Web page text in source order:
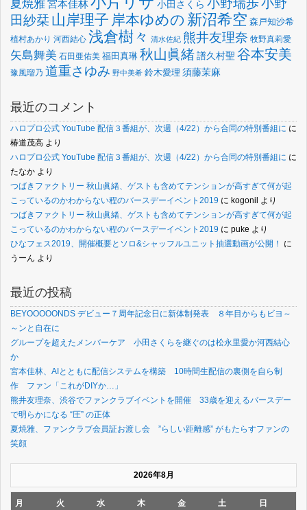
夏焼雅宮本佳林 小田さくら
田紗栞 山岸理子 岸本ゆめの 新沼希空 森戸知沙希
植村あかり 河西結心 浅倉樹々 清水佐紀 熊井友理奈 牧野真莉愛
矢島舞美 石田亜佑美 福田真琳 秋山眞緒譜久村聖 谷本安美
豫風瑠乃 道重さゆみ 野中美希 鈴木愛理 須藤茉麻
最近のコメント
ハロプロ公式 YouTube 配信３番組が、次週（4/22）から合同の特別番組に に
椿道茂高 より
ハロプロ公式 YouTube 配信３番組が、次週（4/22）から合同の特別番組に に
たなか より
つばきファクトリー 秋山眞緒、ゲストも含めてテンションが高すぎて何が起
こっているのかわからない程のバースデーイベント2019 に kogonil より
つばきファクトリー 秋山眞緒、ゲストも含めてテンションが高すぎて何が起
こっているのかわからない程のバースデーイベント2019 に puke より
ひなフェス2019、開催概要とソロ&シャッフルユニット抽選動画が公開！
に
うーん より
最近の投稿
BEYOOOOONDS デビュー７周年記念日に新体制発表 ８年目からもビヨ～
～ンと自在に
グループを超えたメンバーケア 小田さくらを継ぐのは松永里愛か河西結心
か
宮本佳林、AIとともに配信システムを構築 10時間生配信の裏側を自ら制
作 ファン「これがDIYか…」
熊井友理奈、渋谷でファンクラブイベントを開催 33歳を迎えるバースデー
で明らかになる “圧” の正体
夏焼雅、ファンクラブ会員証お渡し会 ”らしい距離感” がもたらすファンの
笑顔
2026年8月
月 火 水 木 金 土 日